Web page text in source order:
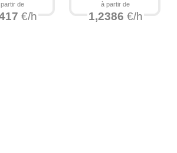
de
€/h
à partir de
1,2386 €/h